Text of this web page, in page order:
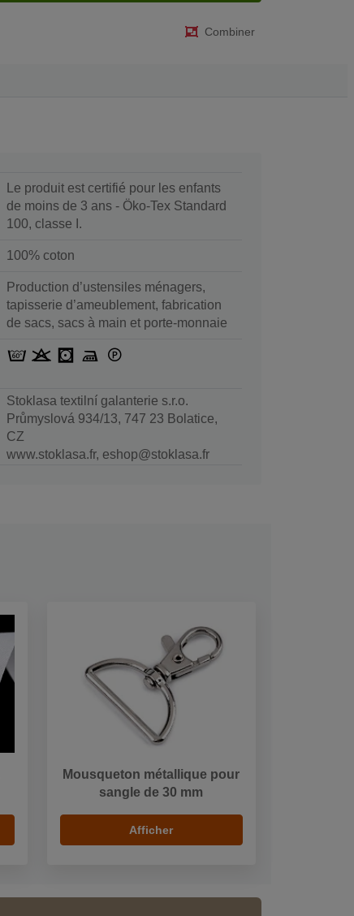
Combiner
Le produit est certifié pour les enfants
de moins de 3 ans - Öko-Tex Standard
100, classe I.
100% coton
Production d’ustensiles ménagers,
tapisserie d’ameublement, fabrication
de sacs, sacs à main et porte-monnaie
Stoklasa textilní galanterie s.r.o.
Průmyslová 934/13, 747 23 Bolatice,
CZ
www.stoklasa.fr, eshop@stoklasa.fr
Mousqueton métallique pour
sangle de 30 mm
Afficher